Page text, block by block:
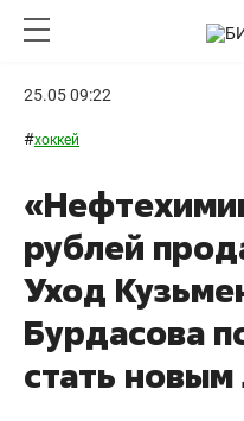
25.05 09:22
#хоккей
рублей
Уход
Бурдасова
стать